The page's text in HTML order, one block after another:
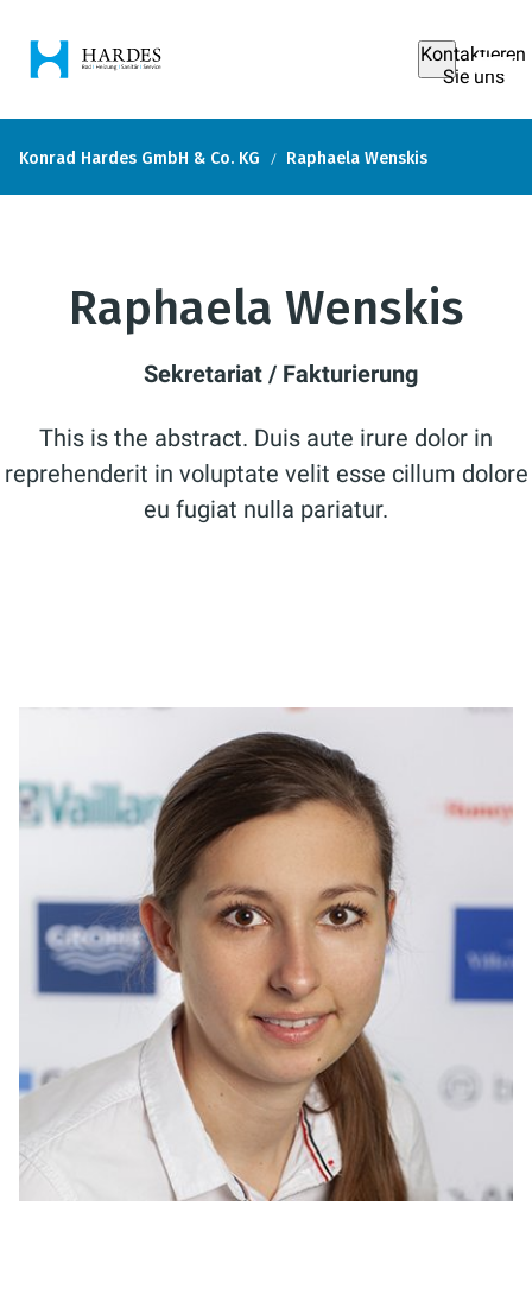
Kontaktieren
Sie uns
Konrad Hardes GmbH & Co. KG Raphaela Wenskis
Raphaela Wenskis
Sekretariat / Fakturierung
This is the abstract. Duis aute irure dolor in
reprehenderit in voluptate velit esse cillum dolore
eu fugiat nulla pariatur.